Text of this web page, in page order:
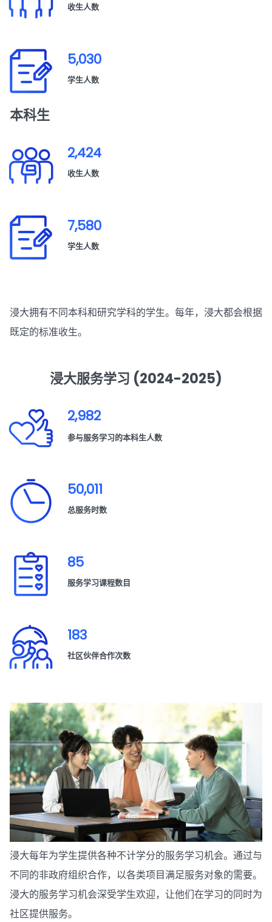
收生人数
5,030
学生人数
本科生
2,424
收生人数
7,580
学生人数
浸大拥有不同本科和研究学科的学生。每年，浸大都会根据
既定的标准收生。
浸大服务学习 (2024-2025)
2,982
参与服务学习的本科生人数
50,011
总服务时数
85
服务学习课程数目
183
社区伙伴合作次数
浸大每年为学生提供各种不计学分的服务学习机会。通过与
不同的非政府组织合作，以各类项目满足服务对象的需要。
浸大的服务学习机会深受学生欢迎，让他们在学习的同时为
社区提供服务。